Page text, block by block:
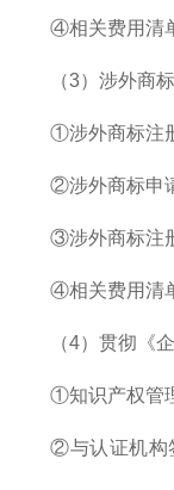
④相关费用清
（3）涉外商
①涉外商标注
②涉外商标申
③涉外商标注
④相关费用清
（4）贯彻《
①知识产权管
②与认证机构